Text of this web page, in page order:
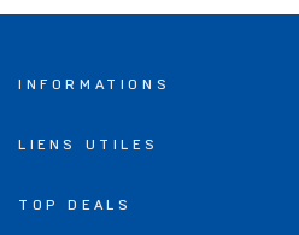
INFORMATIONS
LIENS UTILES
TOP DEALS